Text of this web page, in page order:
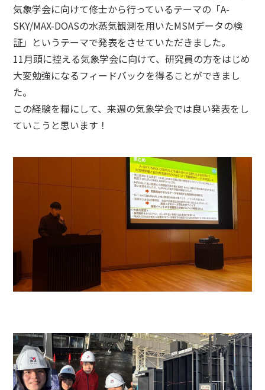
気象学会に向けて修士から行っているテーマの「A-
SKY/MAX-DOASの水蒸気観測を用いたMSMデータの検
証」というテーマで発表をさせていただきました。
11月頭に控える気象学会に向けて、研究員の方をはじめ
大変勉強になるフィードバックを得ることができまし
た。
この経験を糧にして、来週の気象学会では良い発表をし
ていこうと思います！